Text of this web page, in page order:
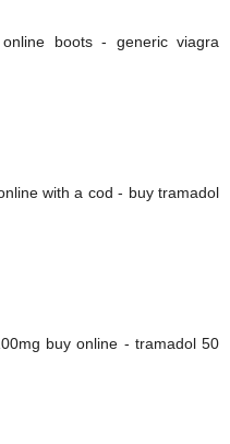
boots - generic viagra
with a cod - buy tramadol
buy online - tramadol 50